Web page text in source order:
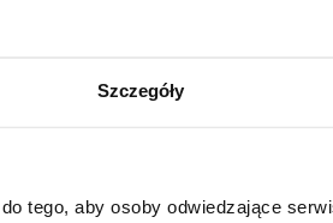
Szczegóły
tego, aby osoby odwiedzające
robota da Vinci. Jej zdaniem
własnej drogi rozwoju
rozwiązania, jak np. częściowa